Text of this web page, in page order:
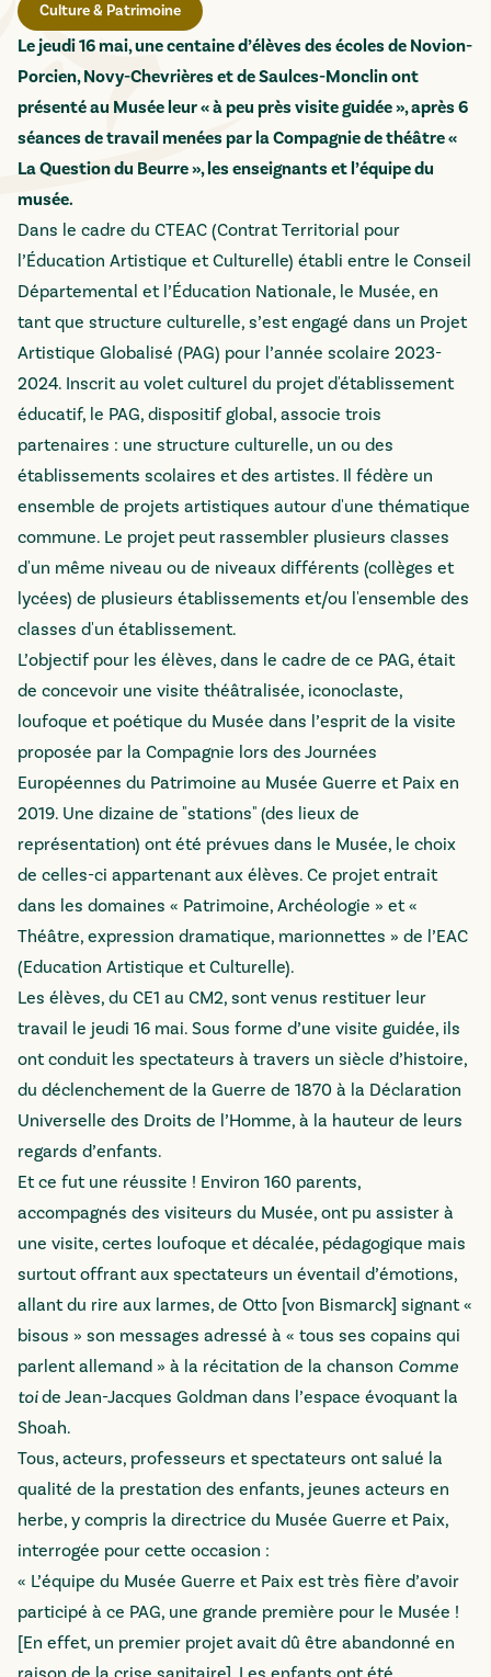
Culture & Patrimoine
Le jeudi 16 mai, une centaine d’élèves des écoles de Novion-
Porcien, Novy-Chevrières et de Saulces-Monclin ont
présenté au Musée leur « à peu près visite guidée », après 6
séances de travail menées par la Compagnie de théâtre «
La Question du Beurre », les enseignants et l’équipe du
musée.
Dans le cadre du CTEAC (Contrat Territorial pour
l’Éducation Artistique et Culturelle) établi entre le Conseil
Départemental et l’Éducation Nationale, le Musée, en
tant que structure culturelle, s’est engagé dans un Projet
Artistique Globalisé (PAG) pour l’année scolaire 2023-
2024. Inscrit au volet culturel du projet d'établissement
éducatif, le PAG, dispositif global, associe trois
partenaires : une structure culturelle, un ou des
établissements scolaires et des artistes. Il fédère un
ensemble de projets artistiques autour d'une thématique
commune. Le projet peut rassembler plusieurs classes
d'un même niveau ou de niveaux différents (collèges et
lycées) de plusieurs établissements et/ou l'ensemble des
classes d'un établissement.
L’objectif pour les élèves, dans le cadre de ce PAG, était
de concevoir une visite théâtralisée, iconoclaste,
loufoque et poétique du Musée dans l’esprit de la visite
proposée par la Compagnie lors des Journées
Européennes du Patrimoine au Musée Guerre et Paix en
2019. Une dizaine de "stations" (des lieux de
représentation) ont été prévues dans le Musée, le choix
de celles-ci appartenant aux élèves. Ce projet entrait
dans les domaines « Patrimoine, Archéologie » et «
Théâtre, expression dramatique, marionnettes » de l’EAC
(Education Artistique et Culturelle).
Les élèves, du CE1 au CM2, sont venus restituer leur
travail le jeudi 16 mai. Sous forme d’une visite guidée, ils
ont conduit les spectateurs à travers un siècle d’histoire,
du déclenchement de la Guerre de 1870 à la Déclaration
Universelle des Droits de l’Homme, à la hauteur de leurs
regards d’enfants.
Et ce fut une réussite ! Environ 160 parents,
accompagnés des visiteurs du Musée, ont pu assister à
une visite, certes loufoque et décalée, pédagogique mais
surtout offrant aux spectateurs un éventail d’émotions,
allant du rire aux larmes, de Otto [von Bismarck] signant «
bisous » son messages adressé à « tous ses copains qui
parlent allemand » à la récitation de la chanson Comme
toide Jean-Jacques Goldman dans l’espace évoquant la
Shoah.
Tous, acteurs, professeurs et spectateurs ont salué la
qualité de la prestation des enfants, jeunes acteurs en
herbe, y compris la directrice du Musée Guerre et Paix,
interrogée pour cette occasion :
« L’équipe du Musée Guerre et Paix est très fière d’avoir
participé à ce PAG, une grande première pour le Musée !
[En effet, un premier projet avait dû être abandonné en